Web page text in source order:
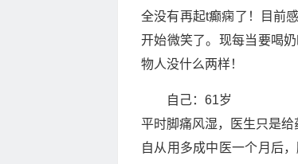
全没有再起t癫痫了！目前
开始微笑了。现每当要喝
物人没什么两样！
自己：61岁
平时脚痛风湿，医生只是给
自从用多成中医一个月后